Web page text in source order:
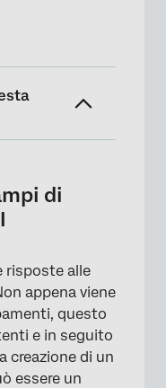
di
risposte alle
appena viene
questo
e in seguito
creazione di un
essere un